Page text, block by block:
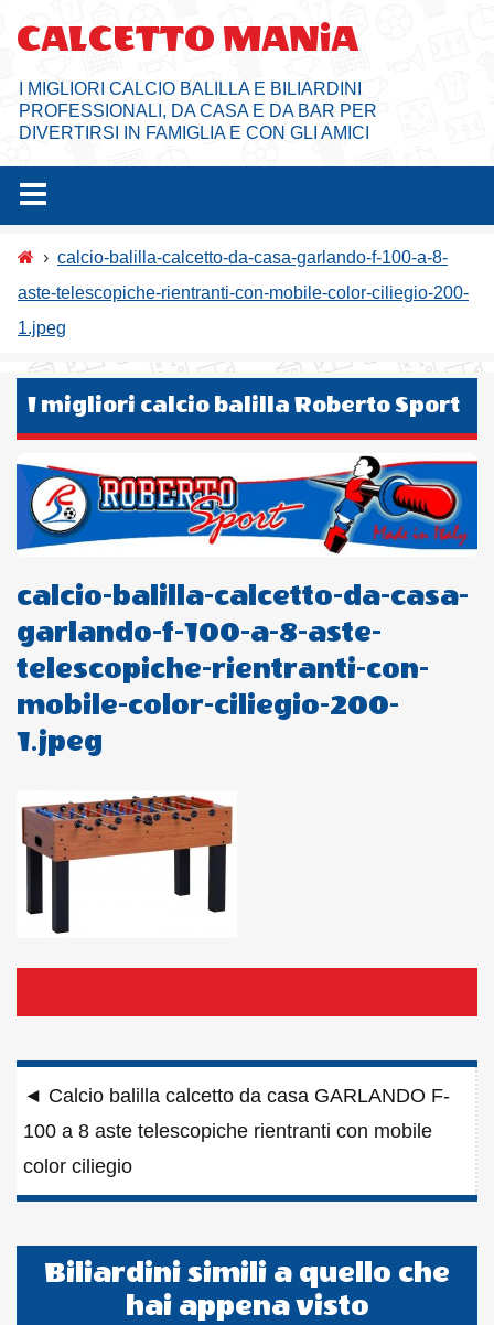
contenuto
CALCETTO MANiA
I MIGLIORI CALCIO BALILLA E BILIARDINI
PROFESSIONALI, DA CASA E DA BAR PER
DIVERTIRSI IN FAMIGLIA E CON GLI AMICI
› calcio-balilla-calcetto-da-casa-garlando-f-100-a-8-
aste-telescopiche-rientranti-con-mobile-color-ciliegio-200-
1.jpeg
I migliori calcio balilla Roberto Sport
calcio-balilla-calcetto-da-casa-
garlando-f-100-a-8-aste-
telescopiche-rientranti-con-
mobile-color-ciliegio-200-
1.jpeg
Navigazione
articoli
◄ Calcio balilla calcetto da casa GARLANDO F-
100 a 8 aste telescopiche rientranti con mobile
color ciliegio
Biliardini simili a quello che
hai appena visto